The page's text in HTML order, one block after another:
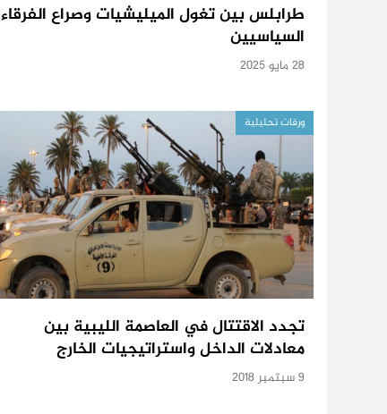
طرابلس بين تغول الميليشيات وصراع الفرقاء
السياسيين
28 مايو 2025
ورقات تحليلية
تجدد الاقتتال في العاصمة الليبية بين
معادلات الداخل واستراتيجيات الخارج
9 سبتمبر 2018